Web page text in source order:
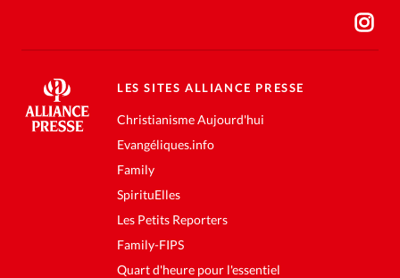
LES SITES ALLIANCE PRESSE
Christianisme Aujourd'hui
Evangéliques.info
Family
SpirituElles
Les Petits Reporters
Family-FIPS
Quart d'heure pour l'essentiel